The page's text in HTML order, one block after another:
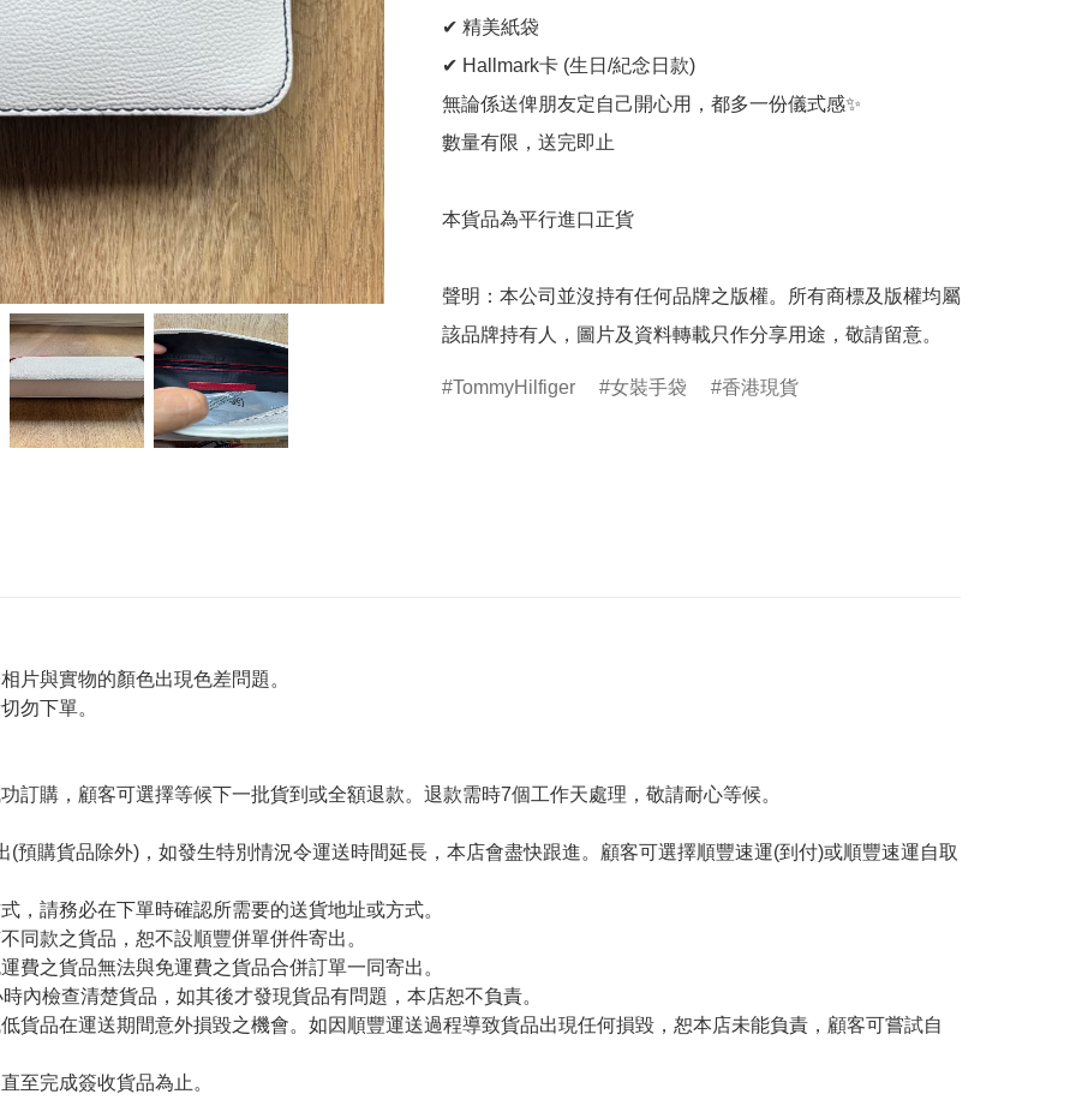
✔ 精美紙袋
✔ Hallmark卡 (生日/紀念日款)
無論係送俾朋友定自己開心用，都多一份儀式感✨
數量有限，送完即止
本貨品為平行進口正貨
聲明：本公司並沒持有任何品牌之版權。所有商標及版權均屬
該品牌持有人，圖片及資料轉載只作分享用途，敬請留意。
TommyHilfiger 女裝手袋 香港現貨
與實物的顏色出現色差問題。
勿下單。
購，顧客可選擇等候下一批貨到或全額退款。退款需時7個工作天處理，敬請耐心等候。
購貨品除外)，如發生特別情況令運送時間延長，本店會盡快跟進。顧客可選擇順豐速運(到付)或順豐速運自取
請務必在下單時確認所需要的送貨地址或方式。
款之貨品，恕不設順豐併單併件寄出。
之貨品無法與免運費之貨品合併訂單一同寄出。
檢查清楚貨品，如其後才發現貨品有問題，本店恕不負責。
品在運送期間意外損毀之機會。如因順豐運送過程導致貨品出現任何損毀，恕本店未能負責，顧客可嘗試自
完成簽收貨品為止。